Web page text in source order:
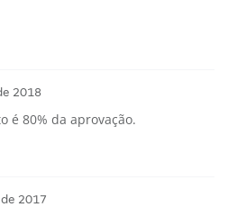
2018
é 80% da aprovação.
2017